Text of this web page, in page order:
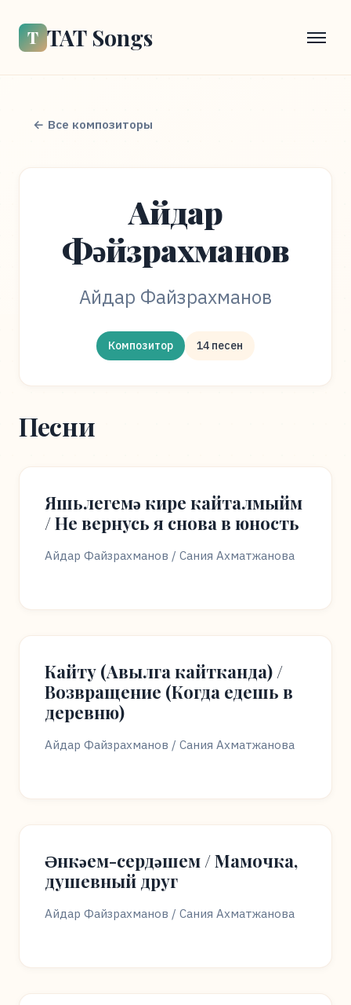
Т TAT Songs
← Все композиторы
Айдар
Фәйзрахманов
Айдар Файзрахманов
Композитор 14 песен
Песни
Яшьлегемә кире кайталмыйм
/ Не вернусь я снова в юность
Айдар Файзрахманов / Сания Ахматжанова
Кайту (Авылга кайтканда) /
Возвращение (Когда едешь в
деревню)
Айдар Файзрахманов / Сания Ахматжанова
Әнкәем-сердәшем / Мамочка,
душевный друг
Айдар Файзрахманов / Сания Ахматжанова